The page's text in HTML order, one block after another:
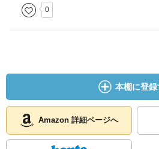
化と経済が関係しているものとし
一つの評価軸となってきたという
にされている。
0
本棚に登録
Amazon 詳細ページへ